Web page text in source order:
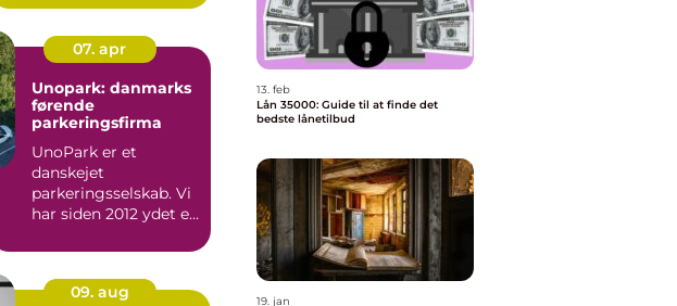
07. apr
Unopark: danmarks
førende
parkeringsfirma
UnoPark er et
danskejet
parkeringsselskab. Vi
har siden 2012 ydet en
for kunde...
09. aug
13. feb
Lån 35000: Guide til at finde det
bedste lånetilbud
19. jan